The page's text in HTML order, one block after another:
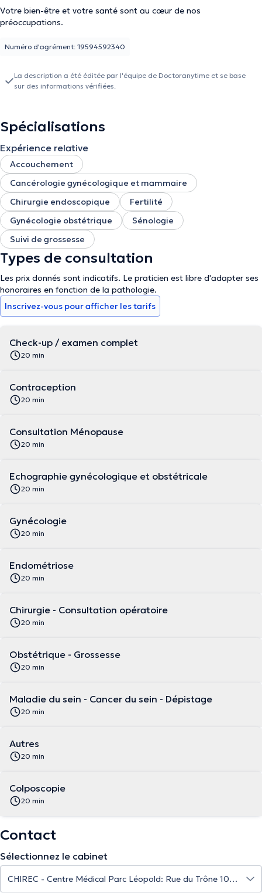
Votre bien-être et votre santé sont au cœur de nos
préoccupations.
Numéro d'agrément: 19594592340
La description a été éditée par l'équipe de Doctoranytime et se base
sur des informations vérifiées.
Spécialisations
Expérience relative
Accouchement
Cancérologie gynécologique et mammaire
Chirurgie endoscopique
Fertilité
Gynécologie obstétrique
Sénologie
Suivi de grossesse
Types de consultation
Les prix donnés sont indicatifs. Le praticien est libre d'adapter ses
honoraires en fonction de la pathologie.
Inscrivez-vous pour afficher les tarifs
Check-up / examen complet
20 min
Contraception
20 min
Consultation Ménopause
20 min
Echographie gynécologique et obstétricale
20 min
Gynécologie
20 min
Endométriose
20 min
Chirurgie - Consultation opératoire
20 min
Obstétrique - Grossesse
20 min
Maladie du sein - Cancer du sein - Dépistage
20 min
Autres
20 min
Colposcopie
20 min
Contact
Sélectionnez le cabinet